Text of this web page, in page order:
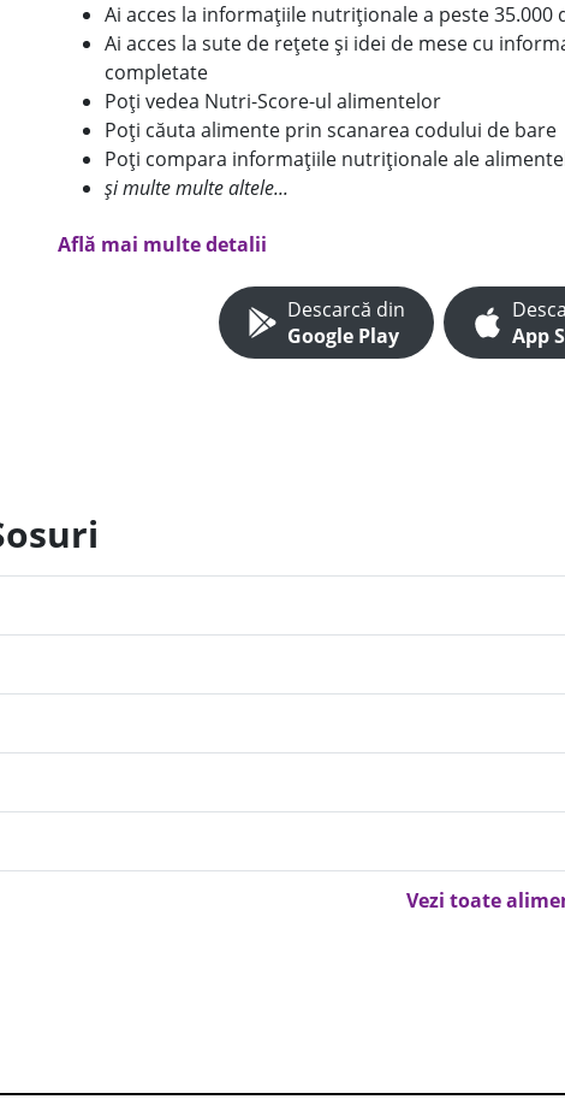
Ai acces la informațiile nutriționale a peste 35.000
Ai acces la sute de rețete și idei de mese cu
completate
Poți vedea Nutri-Score-ul alimentelor
Poți căuta alimente prin scanarea codului de bare
Poți compara informațiile nutriționale ale
și multe multe altele...
Află mai multe detalii
Descarcă din
Google Play
App
Vezi toate